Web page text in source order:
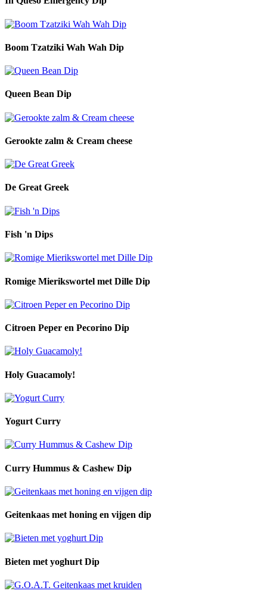
Boom Tzatziki Wah Wah Dip
Queen Bean Dip
Gerookte zalm & Cream cheese
De Great Greek
Fish 'n Dips
Romige Mierikswortel met Dille Dip
Citroen Peper en Pecorino Dip
Holy Guacamoly!
Yogurt Curry
Curry Hummus & Cashew Dip
Geitenkaas met honing en vijgen dip
Bieten met yoghurt Dip